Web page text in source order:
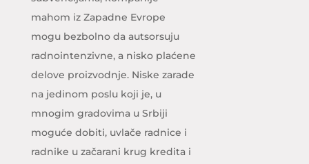
mahom iz Zapadne Evrope
mogu bezbolno da autsorsuju
radnointenzivne, a nisko plaćene
delove proizvodnje. Niske zarade
na jedinom poslu koji je, u
mnogim gradovima u Srbiji
moguće dobiti, uvlače radnice i
radnike u začarani krug kredita i